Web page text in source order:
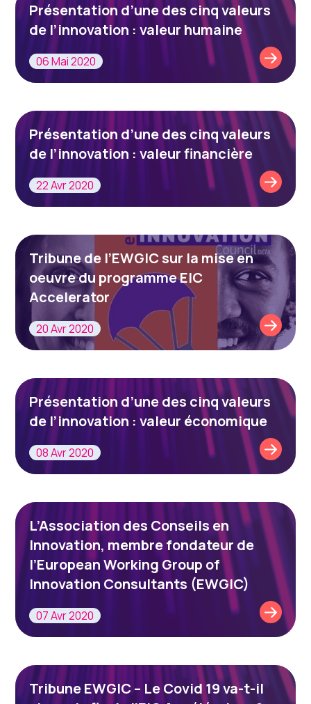
Présentation d’une des cinq valeurs
de l’innovation : valeur humaine
06 Mai 2020
Présentation d’une des cinq valeurs
de l’innovation : valeur financière
22 Avr 2020
Tribune de l’EWGIC sur la mise en
oeuvre du programme EIC
Accelerator
20 Avr 2020
Présentation d’une des cinq valeurs
de l’innovation : valeur économique
08 Avr 2020
L’Association des Conseils en
Innovation, membre fondateur de
l’European Working Group of
Innovation Consultants (EWGIC)
07 Avr 2020
Tribune EWGIC – Le Covid 19 va-t-il